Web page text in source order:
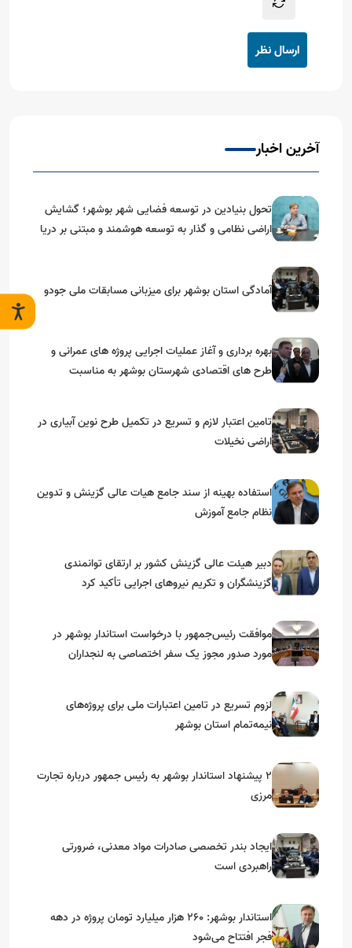
ارسال نظر
آخرین اخبار
تحول بنیادین در توسعه فضایی شهر بوشهر؛ گشایش
اراضی نظامی و گذار به توسعه هوشمند و مبتنی بر دریا
آمادگی استان بوشهر برای میزبانی مسابقات ملی جودو
بهره برداری و آغاز عملیات اجرایی پروژه های عمرانی و
طرح های اقتصادی شهرستان بوشهر به مناسبت
تامین اعتبار لازم و تسریع در تکمیل طرح نوین آبیاری در
اراضی نخیلات
استفاده بهینه از سند جامع هیات عالی گزینش و‌ تدوین
نظام جامع آموزش
دبیر هیئت عالی گزینش کشور بر ارتقای توانمندی
گزینشگران و تکریم نیروهای اجرایی تأکید کرد
موافقت رئیس‌جمهور با درخواست استاندار بوشهر در
مورد صدور مجوز یک سفر اختصاصی به لنجداران
لزوم تسریع در تامین اعتبارات ملی برای پروژه‌های
نیمه‌تمام استان بوشهر
۲ پیشنهاد استاندار بوشهر به رئیس جمهور درباره تجارت
مرزی
ایجاد بندر تخصصی صادرات مواد معدنی، ضرورتی
راهبردی است
استاندار بوشهر: ۲۶۰ هزار میلیارد تومان پروژه در دهه
فجر افتتاح می‌شود